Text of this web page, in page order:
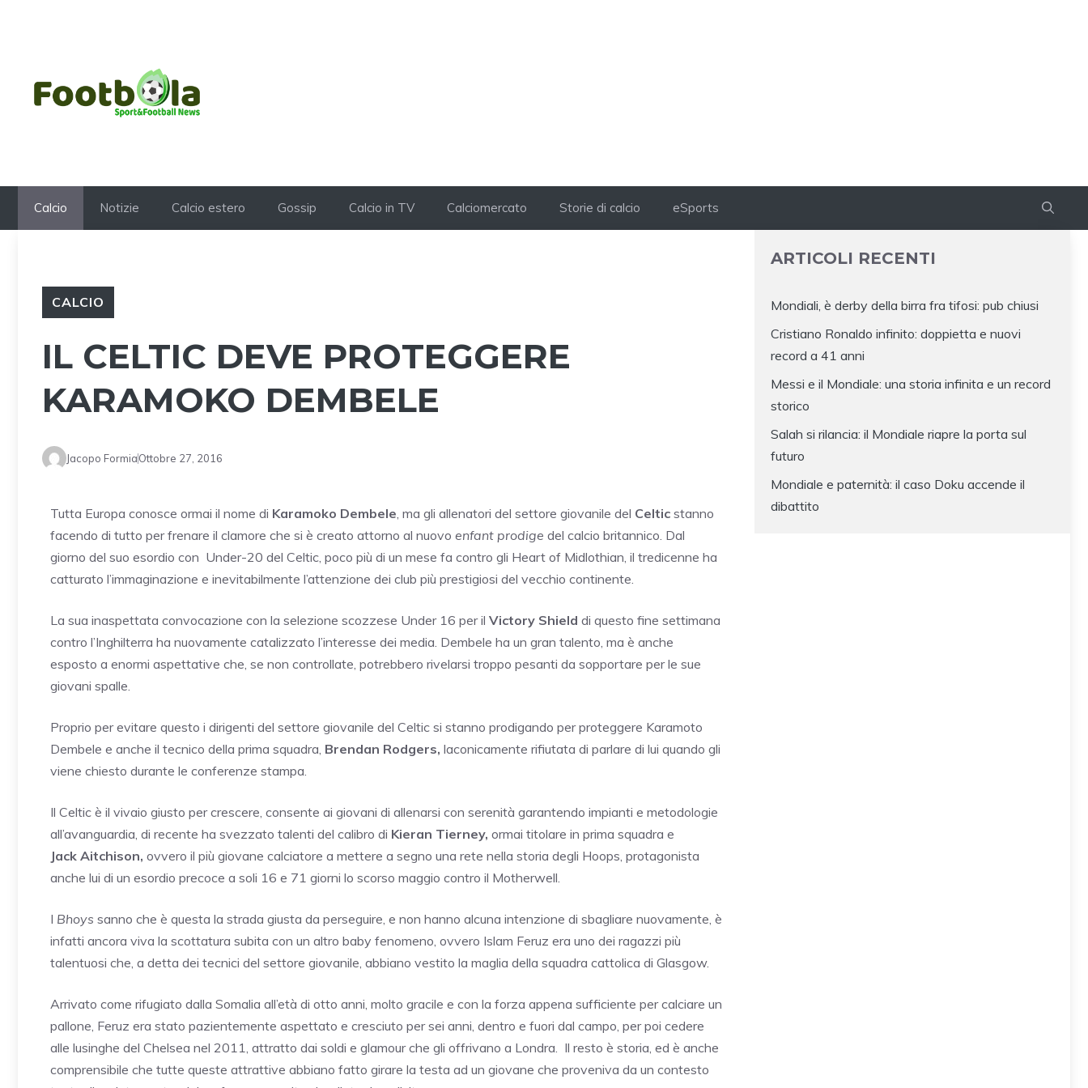
Calcio Notizie Calcio estero Gossip Calcio in TV Calciomercato Storie di calcio eSports
CALCIO
IL CELTIC DEVE PROTEGGERE
KARAMOKO DEMBELE
Jacopo FormiaOttobre 27, 2016
Tutta Europa conosce ormai il nome di Karamoko Dembele, ma gli allenatori del settore giovanile del Celtic stanno
facendo di tutto per frenare il clamore che si è creato attorno al nuovo enfant prodige del calcio britannico. Dal
giorno del suo esordio con Under-20 del Celtic, poco più di un mese fa contro gli Heart of Midlothian, il tredicenne ha
catturato l’immaginazione e inevitabilmente l’attenzione dei club più prestigiosi del vecchio continente.
La sua inaspettata convocazione con la selezione scozzese Under 16 per il Victory Shield di questo fine settimana
contro l’Inghilterra ha nuovamente catalizzato l’interesse dei media. Dembele ha un gran talento, ma è anche
esposto a enormi aspettative che, se non controllate, potrebbero rivelarsi troppo pesanti da sopportare per le sue
giovani spalle.
Proprio per evitare questo i dirigenti del settore giovanile del Celtic si stanno prodigando per proteggere Karamoto
Dembele e anche il tecnico della prima squadra, Brendan Rodgers, laconicamente rifiutata di parlare di lui quando gli
viene chiesto durante le conferenze stampa.
Il Celtic è il vivaio giusto per crescere, consente ai giovani di allenarsi con serenità garantendo impianti e metodologie
all’avanguardia, di recente ha svezzato talenti del calibro di Kieran Tierney, ormai titolare in prima squadra e
Jack Aitchison, ovvero il più giovane calciatore a mettere a segno una rete nella storia degli Hoops, protagonista
anche lui di un esordio precoce a soli 16 e 71 giorni lo scorso maggio contro il Motherwell.
I Bhoys sanno che è questa la strada giusta da perseguire, e non hanno alcuna intenzione di sbagliare nuovamente, è
infatti ancora viva la scottatura subita con un altro baby fenomeno, ovvero Islam Feruz era uno dei ragazzi più
talentuosi che, a detta dei tecnici del settore giovanile, abbiano vestito la maglia della squadra cattolica di Glasgow.
Arrivato come rifugiato dalla Somalia all’età di otto anni, molto gracile e con la forza appena sufficiente per calciare un
pallone, Feruz era stato pazientemente aspettato e cresciuto per sei anni, dentro e fuori dal campo, per poi cedere
alle lusinghe del Chelsea nel 2011, attratto dai soldi e glamour che gli offrivano a Londra. Il resto è storia, ed è anche
comprensibile che tutte queste attrattive abbiano fatto girare la testa ad un giovane che proveniva da un contesto
ARTICOLI RECENTI
Mondiali, è derby della birra fra tifosi: pub chiusi
Cristiano Ronaldo infinito: doppietta e nuovi
record a 41 anni
Messi e il Mondiale: una storia infinita e un record
storico
Salah si rilancia: il Mondiale riapre la porta sul
futuro
Mondiale e paternità: il caso Doku accende il
dibattito